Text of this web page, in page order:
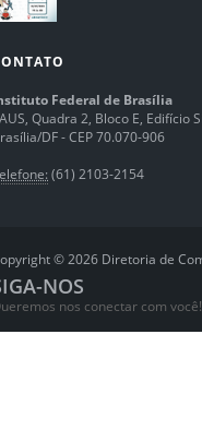
Federal de Brasília
Quadra 2, Bloco E, Edifício
DF - CEP 70.070-906
(61) 2103-2154
© 2026 Diretoria de
NOS
nos conectar com você!